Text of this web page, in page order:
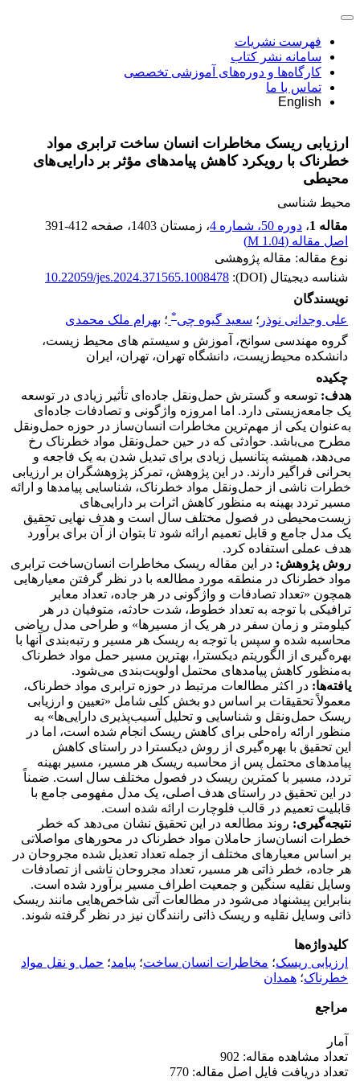
فهرست نشریات
سامانه نشر کتاب
کارگاه‌ها و دوره‌های آموزشی تخصصی
تماس با ما
English
ارزیابی ریسک مخاطرات انسان ساخت ترابری مواد
خطرناک با رویکرد کاهش پیامدهای مؤثر بر دارایی‌های
محیطی
محیط شناسی
مقاله 1
، دوره 50، شماره 4 ، زمستان 1403 ، صفحه 391-412
اصل مقاله (1.04 M
)
نوع مقاله: مقاله پژوهشی
شناسه دیجیتال (DOI):
10.22059/jes.2024.371565.1008478
نویسندگان
علی وجدانی نوذر ؛ سعید گیوه چی* ؛ بهرام ملک محمدی
گروه مهندسی سوانح، آموزش و سیستم های محیط زیست،
دانشکده محیط‌زیست، دانشگاه تهران، تهران، ایران
چکیده
هدف: توسعه و گسترش حمل‌و‌نقل جاده‌ای تأثیر زیادی در توسعه
یک جامعه‌زیستی دارد. اما امروزه واژگونی و تصادفات جاده‌ای
به‌عنوان یکی از مهم‌ترین مخاطرات انسان‌ساز در حوزه حمل‌و‌نقل
مطرح می‌باشد. حوادثی که در حین حمل‌و‌نقل مواد خطرناک رخ
می‌دهد، همیشه پتانسیل زیادی برای تبدیل شدن به یک فاجعه و
بحرانی فراگیر دارند. در این پژوهش، تمرکز پژوهشگران بر ارزیابی
خطرات ناشی از حمل‌و‌نقل مواد خطرناک، شناسایی پیامدها و ارائه
مسیر تردد بهینه به منظور کاهش اثرات بر دارایی‌های
‌زیست‌محیطی در فصول مختلف سال است و هدف نهایی تحقیق
یک مدل جامع و قابل تعمیم ارائه شود تا بتوان از آن برای برآورد
هدف عملی استفاده کرد.
روش پژوهش: در این مقاله ریسک مخاطرات انسان‌ساخت ترابری
مواد خطرناک در منطقه مورد مطالعه با در نظر گرفتن معیارهایی
همچون «تعداد تصادفات و واژگونی در هر جاده، تعداد معابر
ترافیکی با توجه به تعداد خطوط، شدت حادثه، متوفیان در هر
کیلومتر و زمان سفر در هر یک از مسیرها» و طراحی مدل ریاضی
محاسبه شده و سپس با توجه به ریسک هر مسیر و رتبه‌بندی آنها با
بهره‌گیری از الگوریتم دیکسترا، بهترین مسیر حمل مواد خطرناک
به‌منظور کاهش پیامدهای محتمل اولویت‌بندی می‌شود.
یافته‌ها: در اکثر مطالعات مرتبط در حوزه ترابری مواد خطرناک،
معمولاً تحقیقات بر اساس دو بخش کلی شامل «تعیین و ارزیابی
ریسک حمل‌ونقل و شناسایی و تحلیل آسیب‌پذیری دارایی‌ها» به
منظور ارائه راه‌حلی برای کاهش ریسک انجام شده است، اما در
این تحقیق با بهره‌گیری از روش دیکسترا در راستای کاهش
پیامدهای محتمل پس از محاسبه ریسک هر مسیر، مسیر بهینه
تردد، مسیر با کمترین ریسک در فصول مختلف سال است. ضمناً
در این تحقیق در راستای هدف اصلی، یک مدل مفهومی جامع با
قابلیت تعمیم در قالب فلوچارت ارائه شده است.
نتیجه‌گیری: روند مطالعه در این تحقیق نشان می‌دهد که خطر
خطرات انسان‌ساز حاملان مواد خطرناک در محورهای مواصلاتی
بر اساس معیارهای مختلف از جمله تعداد تعدیل شده مجروحان در
هر جاده، خطر ذاتی هر مسیر، تعداد مجروحان ناشی از تصادفات
وسایل نقلیه سنگین و جمعیت اطراف مسیر برآورد شده است.
بنابراین پیشنهاد می‌شود در مطالعات آتی شاخص‌هایی مانند ریسک
ذاتی وسایل نقلیه و ریسک ذاتی رانندگان نیز در نظر گرفته شوند.
کلیدواژه‌ها
ارزیابی ریسک؛ مخاطرات انسان ساخت؛ پیامد؛ حمل و نقل مواد
خطرناک؛ همدان
مراجع
آمار
تعداد مشاهده مقاله: 902
تعداد دریافت فایل اصل مقاله: 770